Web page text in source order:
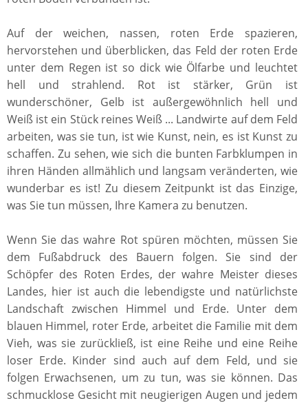
Auf der weichen, nassen, roten Erde spazieren,
hervorstehen und überblicken, das Feld der roten Erde
unter dem Regen ist so dick wie Ölfarbe und leuchtet
hell und strahlend. Rot ist stärker, Grün ist
wunderschöner, Gelb ist außergewöhnlich hell und
Weiß ist ein Stück reines Weiß ... Landwirte auf dem Feld
arbeiten, was sie tun, ist wie Kunst, nein, es ist Kunst zu
schaffen. Zu sehen, wie sich die bunten Farbklumpen in
ihren Händen allmählich und langsam veränderten, wie
wunderbar es ist! Zu diesem Zeitpunkt ist das Einzige,
was Sie tun müssen, Ihre Kamera zu benutzen.
Wenn Sie das wahre Rot spüren möchten, müssen Sie
dem Fußabdruck des Bauern folgen. Sie sind der
Schöpfer des Roten Erdes, der wahre Meister dieses
Landes, hier ist auch die lebendigste und natürlichste
Landschaft zwischen Himmel und Erde. Unter dem
blauen Himmel, roter Erde, arbeitet die Familie mit dem
Vieh, was sie zurückließ, ist eine Reihe und eine Reihe
loser Erde. Kinder sind auch auf dem Feld, und sie
folgen Erwachsenen, um zu tun, was sie können. Das
schmucklose Gesicht mit neugierigen Augen und jedem